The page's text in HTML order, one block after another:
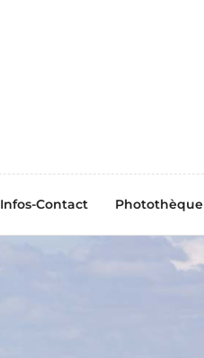
Infos-Contact Photothèque